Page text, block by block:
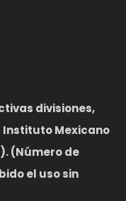
divisiones,
Instituto Mexicano
(Número de
el uso sin